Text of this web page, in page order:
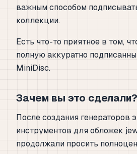
важным способом
коллекции.
Есть что-то приятное в том,
полную аккуратно
MiniDisc.
Зачем вы это сделали?
После создания генераторов
инструментов для обложек
продолжали просить